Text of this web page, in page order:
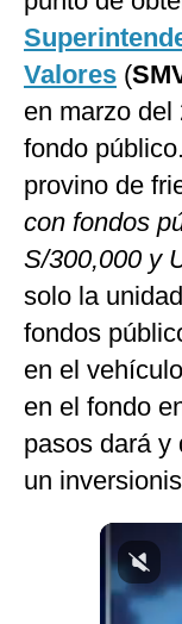
Valores (
en marzo del
fondo
provino de
con fondos
S/300,000 y
solo la
fondos
en el
en el fondo
pasos dará y
un